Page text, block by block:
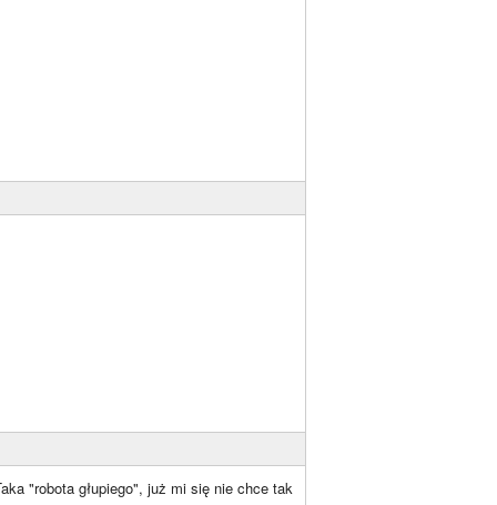
"robota głupiego", już mi się nie chce tak